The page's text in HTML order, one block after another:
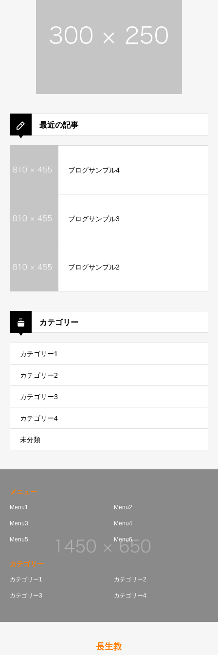
最近の記事
ブログサンプル4
ブログサンプル3
ブログサンプル2
カテゴリー
カテゴリー1
カテゴリー2
カテゴリー3
カテゴリー4
未分類
メニュー
Menu1 Menu2
Menu3 Menu4
Menu5 Menu6
カテゴリー
カテゴリー1 カテゴリー2
カテゴリー3 カテゴリー4
長生教